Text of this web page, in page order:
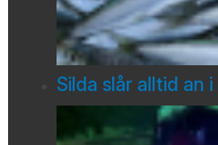
Silda slår alltid an